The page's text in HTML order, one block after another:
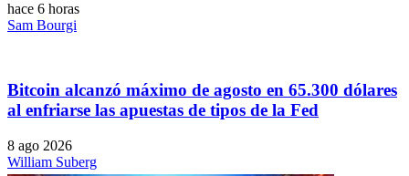
hace 6 horas
Sam Bourgi
Bitcoin alcanzó máximo de agosto en 65.300 dólares
al enfriarse las apuestas de tipos de la Fed
8 ago 2026
William Suberg